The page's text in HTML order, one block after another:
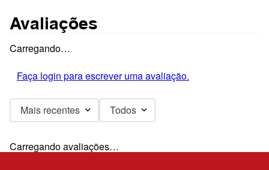
Avaliações
Carregando…
Faça login para escrever uma avaliação.
Mais recentes Todos
Carregando avaliações…